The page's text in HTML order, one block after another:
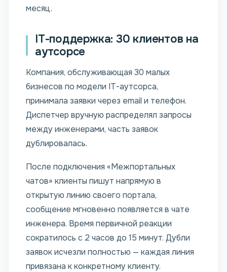
месяц.
IT-поддержка: 30 клиентов на
аутсорсе
Компания, обслуживающая 30 малых
бизнесов по модели IT-аутсорса,
принимала заявки через email и телефон.
Диспетчер вручную распределял запросы
между инженерами, часть заявок
дублировалась.
После подключения «Межпортальных
чатов» клиенты пишут напрямую в
открытую линию своего портала,
сообщение мгновенно появляется в чате
инженера. Время первичной реакции
сократилось с 2 часов до 15 минут. Дубли
заявок исчезли полностью — каждая линия
привязана к конкретному клиенту.